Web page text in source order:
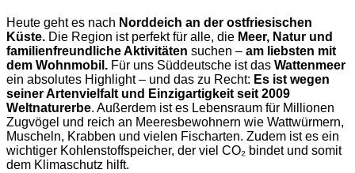
Heute geht es nach Norddeich an der ostfriesischen
Küste. Die Region ist perfekt für alle, die Meer, Natur und
familienfreundliche Aktivitäten suchen – am liebsten mit
dem Wohnmobil. Für uns Süddeutsche ist das Wattenmeer
ein absolutes Highlight – und das zu Recht: Es ist wegen
seiner Artenvielfalt und Einzigartigkeit seit 2009
Weltnaturerbe. Außerdem ist es Lebensraum für Millionen
Zugvögel und reich an Meeresbewohnern wie Wattwürmern,
Muscheln, Krabben und vielen Fischarten. Zudem ist es ein
wichtiger Kohlenstoffspeicher, der viel CO₂ bindet und somit
dem Klimaschutz hilft.